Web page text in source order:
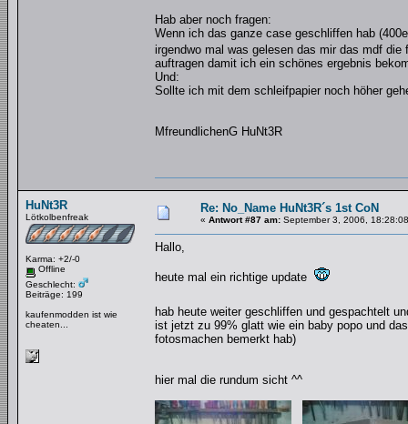
Hab aber noch fragen:
Wenn ich das ganze case geschliffen hab
irgendwo mal was gelesen das mir das mdf
auftragen damit ich ein schönes ergebnis
Und:
Sollte ich mit dem schleifpapier noch höher
MfreundlichenG HuNt3R
HuNt3R
Lötkolbenfreak
Karma: +2/-0
Offline
Geschlecht:
Beiträge: 199
kaufenmodden ist wie
cheaten...
Re: No_Name HuNt3R´s 1st CoN
« Antwort #87 am: September 3, 2006,
Hallo,
heute mal ein richtige update
hab heute weiter geschliffen und gespachtelt
ist jetzt zu 99% glatt wie ein baby popo und
fotosmachen bemerkt hab)
hier mal die rundum sicht ^^